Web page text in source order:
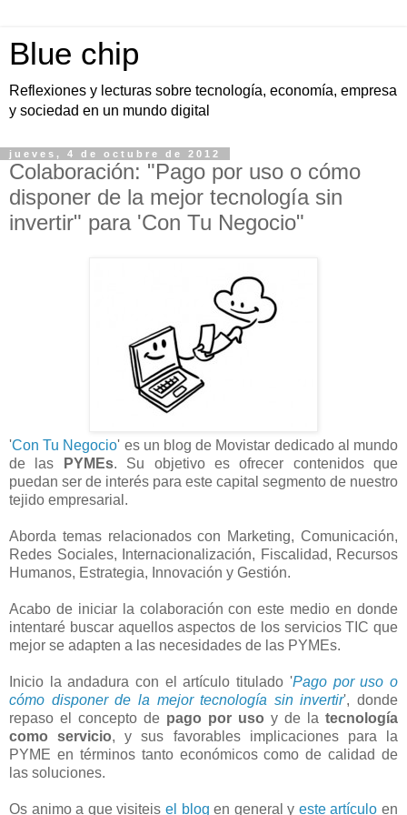
Blue chip
Reflexiones y lecturas sobre tecnología, economía, empresa
y sociedad en un mundo digital
jueves, 4 de octubre de 2012
Colaboración: "Pago por uso o cómo
disponer de la mejor tecnología sin
invertir" para 'Con Tu Negocio"
'Con Tu Negocio' es un blog de Movistar dedicado al mundo
de las
PYMEs. Su objetivo es ofrecer contenidos que
puedan ser de interés para este capital segmento de nuestro
tejido empresarial.
Aborda temas relacionados con Marketing, Comunicación,
Redes Sociales, Internacionalización, Fiscalidad, Recursos
Humanos, Estrategia, Innovación y Gestión.
Acabo de iniciar la colaboración con este medio en donde
intentaré buscar aquellos aspectos de los servicios TIC que
mejor se adapten a las necesidades de las PYMEs.
Inicio la andadura con el artículo titulado 'Pago por uso o
cómo disponer de la mejor tecnología sin invertir', donde
repaso el concepto de pago por uso y de la tecnología
como servicio, y sus favorables implicaciones para la
PYME en términos tanto económicos como de calidad de
las soluciones.
Os animo a que visiteis el blog en general y este artículo en